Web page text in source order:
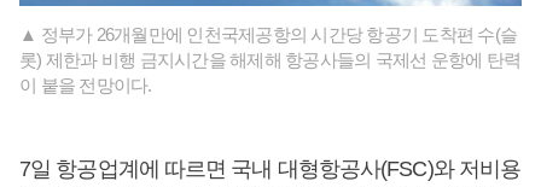
▲ 정부가 26개월만에 인천국제공항의 시간당 항공기 도착편 수(슬
롯) 제한과 비행 금지시간을 해제해 항공사들의 국제선 운항에 탄력
이 붙을 전망이다.
7일 항공업계에 따르면 국내 대형항공사(FSC)와 저비용